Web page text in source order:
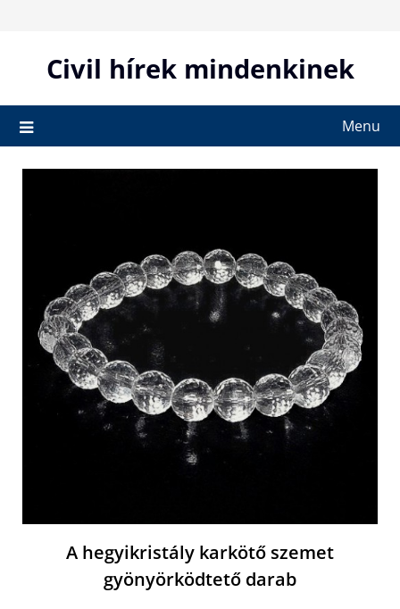
contentCivil hírek mindenkinek
Menu
A hegyikristály karkötő szemet
gyönyörködtető darab